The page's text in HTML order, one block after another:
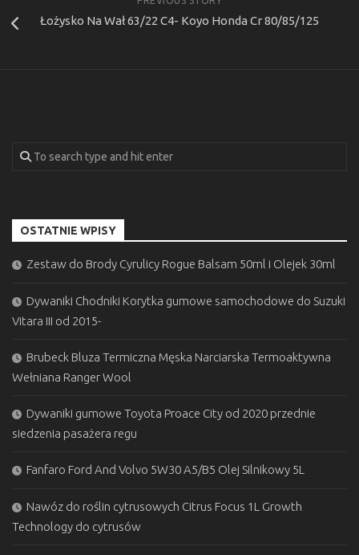
Łożysko Na Wał 63/22 C4- Koyo Honda Cr 80/85/125
OSTATNIE WPISY
Zestaw do Brody Cyrulicy Rogue Balsam 50ml i Olejek 30ml
Dywaniki Chodniki Korytka gumowe samochodowe do Suzuki
Vitara III od 2015-
Brubeck Bluza Termiczna Męska Narciarska Termoaktywna
Wełniana Ranger Wool
Dywaniki gumowe Toyota Proace City od 2020 przednie
siedzenia pasażera regu
Fanfaro Ford And Volvo 5W30 A5/B5 Olej Silnikowy 5L
Nawóz do roślin cytrusowych Citrus Focus 1L Growth
Technology do cytrusów